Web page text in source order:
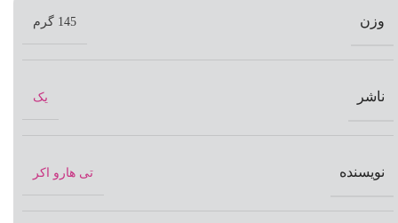
وزن 145 گرم
ناشر یک
نویسنده تی هارو اکر